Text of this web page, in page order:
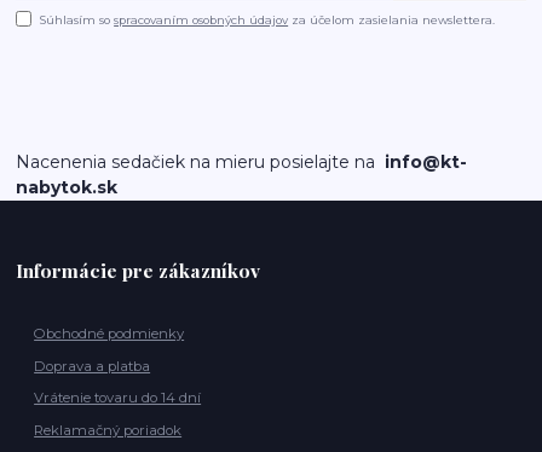
Súhlasím sospracovaním osobných údajov za účelom zasielania newslettera.
Nacenenia sedačiek na mieru posielajte na info@kt-
nabytok.sk
Informácie pre zákazníkov
Obchodné podmienky
Doprava a platba
Vrátenie tovaru do 14 dní
Reklamačný poriadok